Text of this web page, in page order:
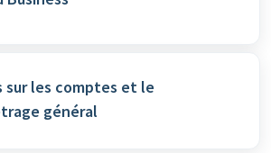
sur les comptes et le
général